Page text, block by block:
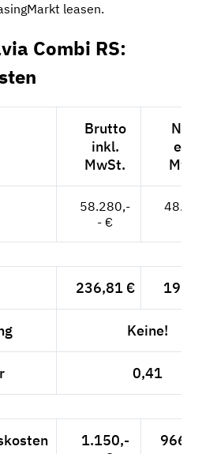
leasen.
Combi RS:
Brutto
inkl.
MwSt.
Netto
exkl.
MwSt.
58.280,-
- €
48.975,-
236,81 € 199,-- €
Keine!
0,41
1.150,-
966,39